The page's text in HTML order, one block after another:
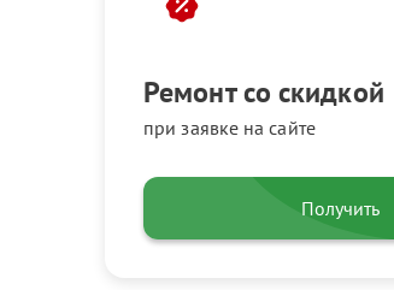
Ремонт со скидкой
при заявке на сайте
Получить